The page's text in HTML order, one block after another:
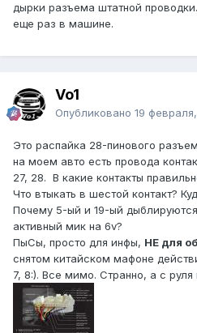
дырки разъема штатной
еще раз в машине.
Vo1
Опубликовано 19
Это распайка 28-пинового
на моем авто есть провода
27, 28. В какие контакты
Что втыкать в шестой контакт?
Почему 5-ый и 19-ый
активный мик на 6v?
ПыСы, просто для инфы, НЕ для
снятом китайском мафоне
7, 8:). Все мимо. Странно, а с руля